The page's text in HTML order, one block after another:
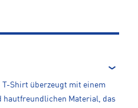
T-Shirt überzeugt mit einem
hautfreundlichen Material, das